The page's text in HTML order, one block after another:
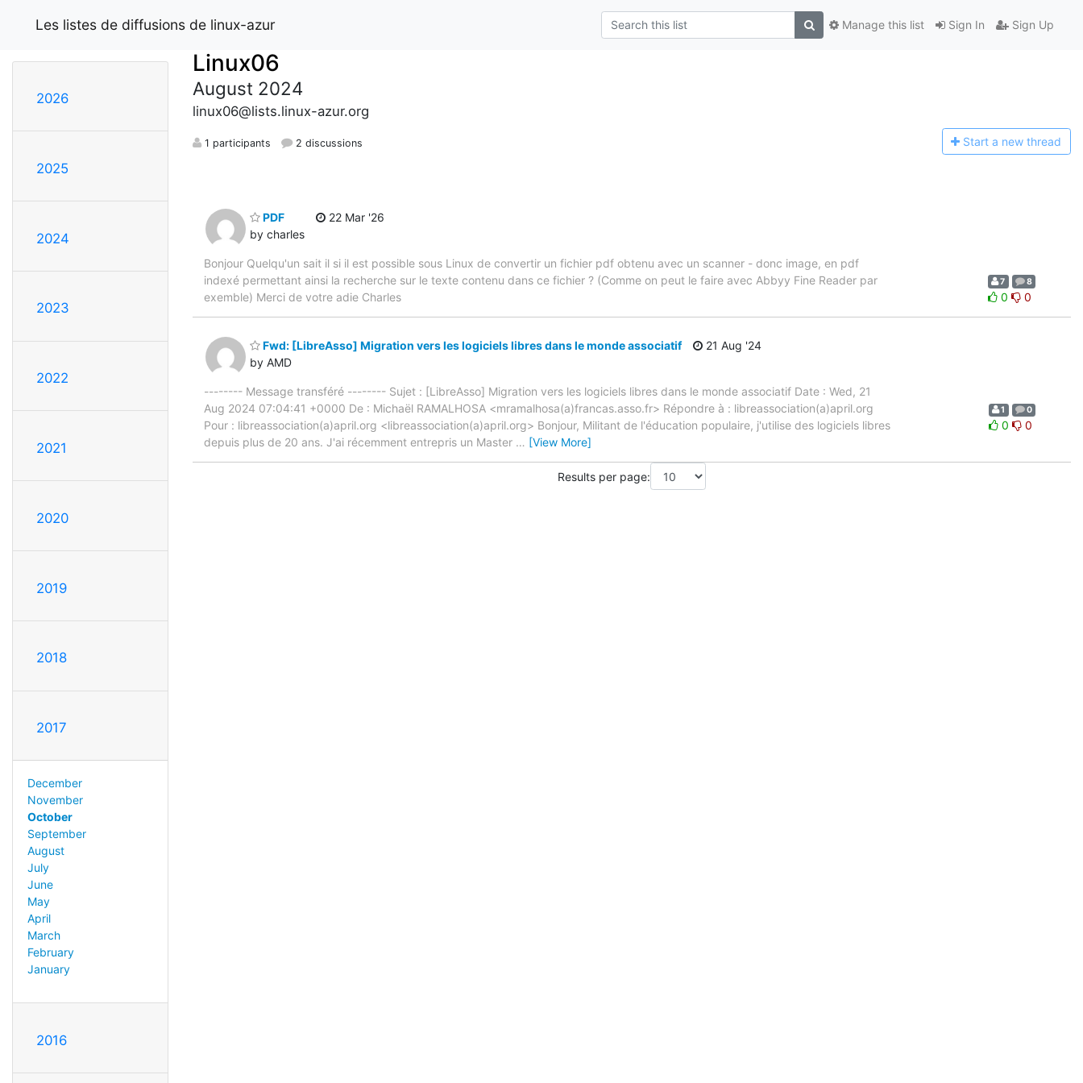
Les listes de diffusions de linux-azur Sign In Sign Up
Manage this list
2026
2025
2024
2023
2022
2021
2020
2019
2018
2017
December
November
October
September
August
July
June
May
April
March
February
January
2016
Linux06
August 2024
linux06@lists.linux-azur.org
1 participants 2 discussions Start a new thread
PDF
by charles
22 Mar '26
Bonjour Quelqu'un sait il si il est possible sous Linux de convertir un fichier pdf obtenu avec un scanner - donc image, en pdf
indexé permettant ainsi la recherche sur le texte contenu dans ce fichier ? (Comme on peut le faire avec Abbyy Fine Reader par
exemble) Merci de votre adie Charles
7 8
0 0
Fwd: [LibreAsso] Migration vers les logiciels libres dans le monde associatif
by AMD
21 Aug '24
-------- Message transféré -------- Sujet : [LibreAsso] Migration vers les logiciels libres dans le monde associatif Date : Wed, 21
Aug 2024 07:04:41 +0000 De : Michaël RAMALHOSA <mramalhosa(a)francas.asso.fr> Répondre à : libreassociation(a)april.org
Pour : libreassociation(a)april.org <libreassociation(a)april.org> Bonjour, Militant de l'éducation populaire, j'utilise des logiciels libres
depuis plus de 20 ans. J'ai récemment entrepris un Master … [View More]
1 0
0 0
Results per page: